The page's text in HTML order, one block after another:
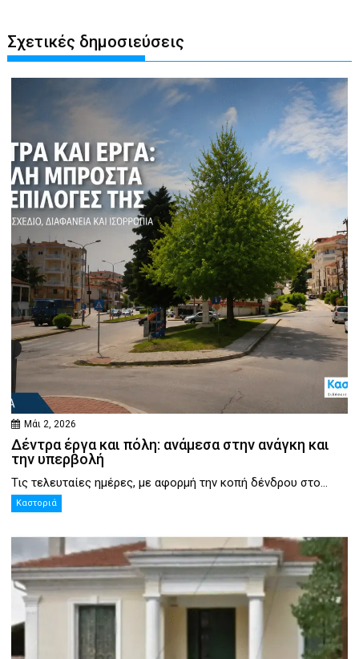
Σχετικές δημοσιεύσεις
Μάι 2, 2026
Δέντρα έργα και πόλη: ανάμεσα στην ανάγκη και
την υπερβολή
Τις τελευταίες ημέρες, με αφορμή την κοπή δένδρου στο...
Καστοριά